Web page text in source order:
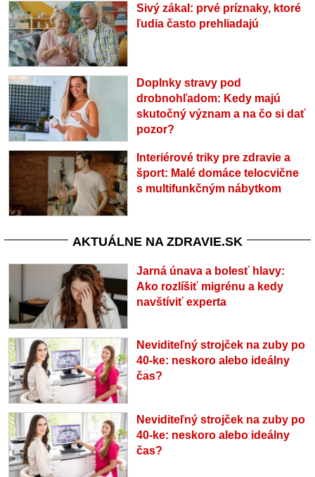
Sivý zákal: prvé príznaky, ktoré
ľudia často prehliadajú
Doplnky stravy pod
drobnohľadom: Kedy majú
skutočný význam a na čo si dať
pozor?
Interiérové triky pre zdravie a
šport: Malé domáce telocvične
s multifunkčným nábytkom
AKTUÁLNE NA ZDRAVIE.SK
Jarná únava a bolesť hlavy:
Ako rozlíšiť migrénu a kedy
navštíviť experta
Neviditeľný strojček na zuby po
40-ke: neskoro alebo ideálny
čas?
Neviditeľný strojček na zuby po
40-ke: neskoro alebo ideálny
čas?